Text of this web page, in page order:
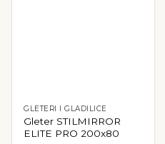
GLETERI I GLADILICE
Gleter STILMIRROR
ELITE PRO 200x80